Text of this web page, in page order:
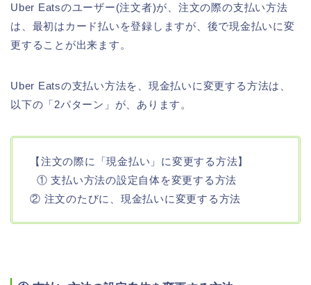
Uber Eatsのユーザー(注文者)が、注文の際の支払い方法
は、最初はカード払いを登録しますが、後で現金払いに変
更することが出来ます。
Uber Eatsの支払い方法を、現金払いに変更する方法は、
以下の「2パターン」が、あります。
【注文の際に「現金払い」に変更する方法】
① 支払い方法の設定自体を変更する方法
② 注文のたびに、現金払いに変更する方法